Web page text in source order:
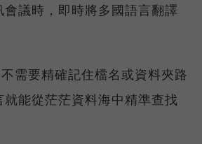
議時，即時將多國語言翻譯
不需要精確記住檔名或資料夾路
能從茫茫資料海中精準查找